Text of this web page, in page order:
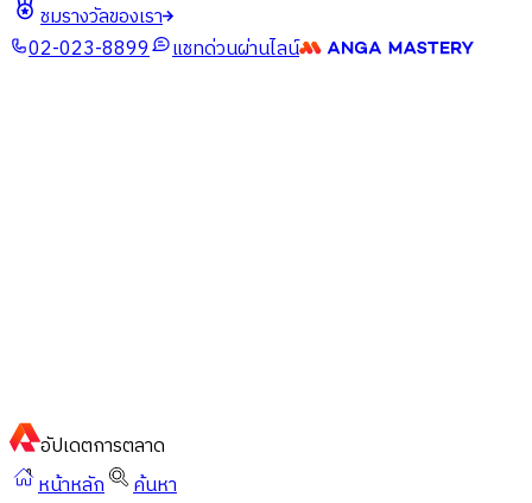
ชมรางวัลของเรา
02-023-8899
แชทด่วนผ่านไลน์
อัปเดตการตลาด
หน้าหลัก
ค้นหา